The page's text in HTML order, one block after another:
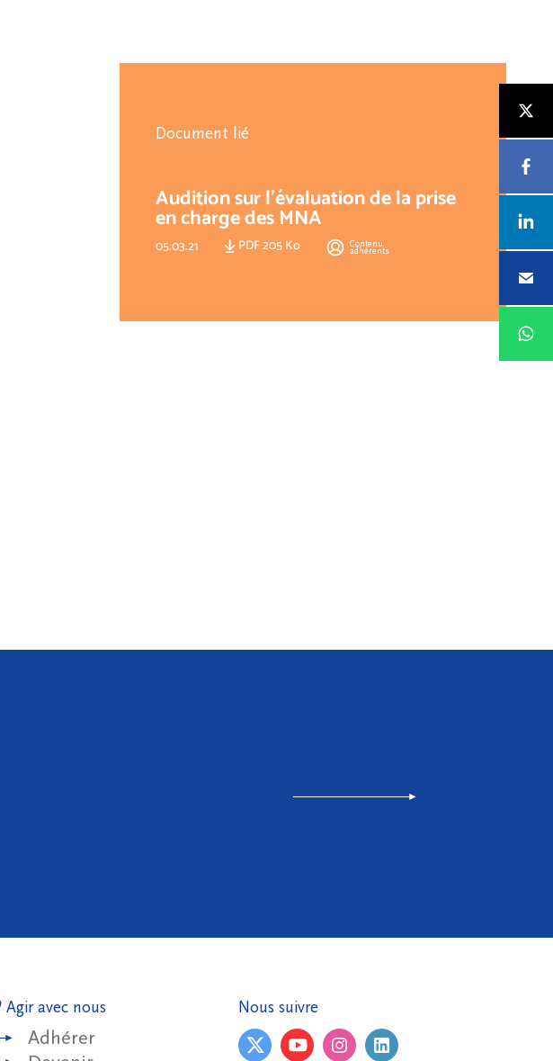
Document lié
Audition sur l'évaluation de la prise
en charge des MNA
05.03.21 PDF 205 Ko Contenu
adhérents
Agir avec nous
Adhérer
Nous suivre